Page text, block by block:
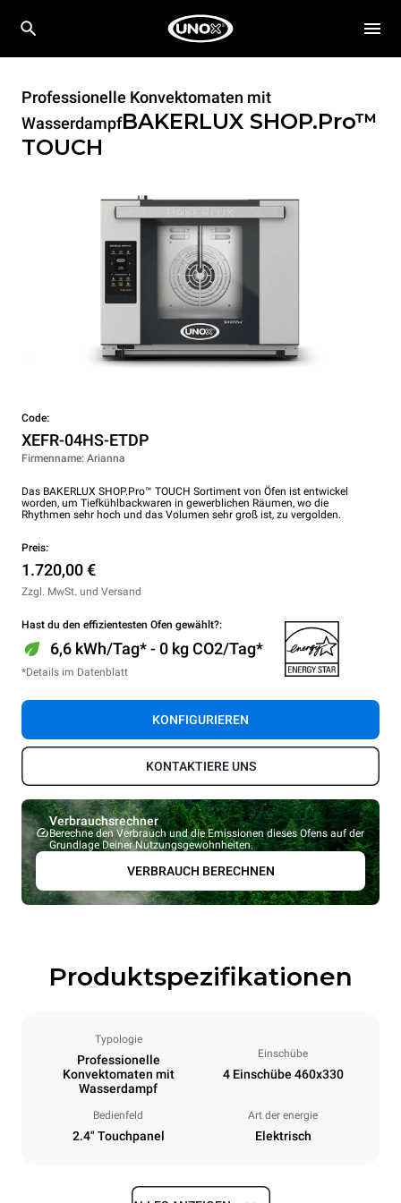
Professionelle Konvektomaten mit
WasserdampfBAKERLUX SHOP.Pro™
TOUCH
Code:
XEFR-04HS-ETDP
Firmenname: Arianna
Das BAKERLUX SHOP.Pro™ TOUCH Sortiment von Öfen ist entwickel
worden, um Tiefkühlbackwaren in gewerblichen Räumen, wo die
Rhythmen sehr hoch und das Volumen sehr groß ist, zu vergolden.
Preis:
1.720,00 €
Zzgl. MwSt. und Versand
Hast du den effizientesten Ofen gewählt?:
6,6 kWh/Tag* - 0 kg CO2/Tag*
*Details im Datenblatt
KONFIGURIEREN
KONTAKTIERE UNS
Verbrauchsrechner
Berechne den Verbrauch und die Emissionen dieses Ofens auf der
Grundlage Deiner Nutzungsgewohnheiten.
VERBRAUCH BERECHNEN
Produktspezifikationen
Typologie
Professionelle
Konvektomaten mit
Wasserdampf
Einschübe
4 Einschübe 460x330
Bedienfeld
2.4" Touchpanel
Art der energie
Elektrisch